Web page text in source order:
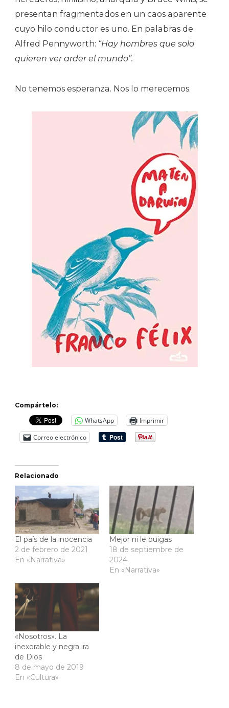
presentan fragmentados en un caos aparente
cuyo hilo conductor es uno. En palabras de
Alfred Pennyworth: “Hay hombres que solo
quieren ver arder el mundo”.
No tenemos esperanza. Nos lo merecemos.
Compártelo:
WhatsApp
Imprimir
Correo electrónico
Relacionado
El país de la inocencia
2 de febrero de 2021
En «Narrativa»
Mejor ni le buigas
18 de septiembre de
2024
En «Narrativa»
«Nosotros». La
inexorable y negra ira
de Dios
8 de mayo de 2019
En «Cultura»